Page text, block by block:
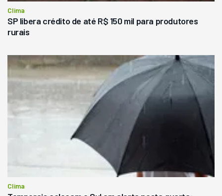
Clima
SP libera crédito de até R$ 150 mil para produtores
rurais
Clima